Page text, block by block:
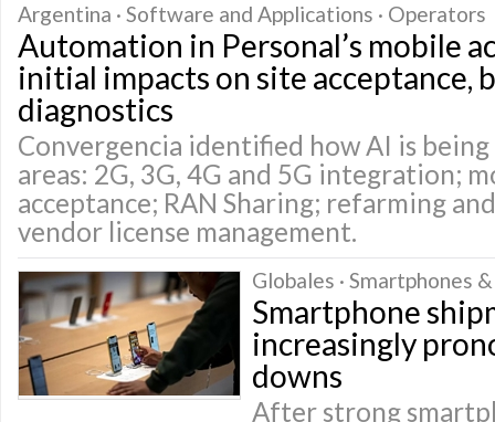
Argentina · Software and Applications · Operators
Automation in Personal’s mobile
initial impacts on site acceptance,
diagnostics
Convergencia identified how AI is
areas: 2G, 3G, 4G and 5G integration;
acceptance; RAN Sharing; refarming
vendor license management.
Globales · Smartphones
Smartphone
increasingly
downs
After strong